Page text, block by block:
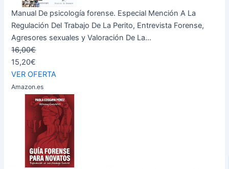
Manual De psicología forense. Especial Mención A La
Regulación Del Trabajo De La Perito, Entrevista Forense,
Agresores sexuales y Valoración De La...
16,00€
15,20€
VER OFERTA
Amazon.es